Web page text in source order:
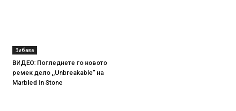
Забава
ВИДЕО: Погледнете го новото
ремек дело ,,Unbreakable” на
Marbled In Stone